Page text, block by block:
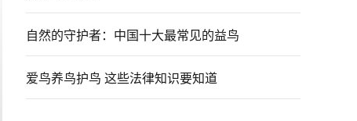
自然的守护者：中国十大最常见的益鸟
爱鸟养鸟护鸟 这些法律知识要知道